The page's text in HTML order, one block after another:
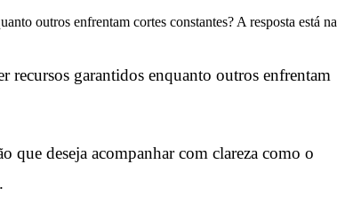
outros enfrentam cortes constantes? A resposta está na
recursos garantidos enquanto outros enfrentam
que deseja acompanhar com clareza como o